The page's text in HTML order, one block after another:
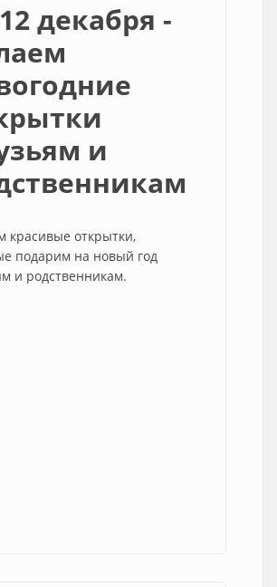
декабря -
и
красивые открытки,
подарим на новый год
и родственникам.